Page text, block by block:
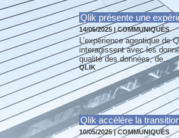
Qlik présente une
14/05/2025 |COMMUNIQUÉS
L’expérience agentique de
interagissent avec les
qualité des données, de...
QLIK
Qlik accélère la
10/05/2025|COMMUNIQUÉS